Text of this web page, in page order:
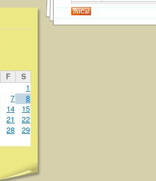
F
S
1
7
8
14
15
21
22
28
29
11